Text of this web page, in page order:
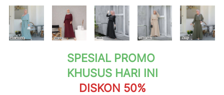
SPESIAL PROMO
KHUSUS HARI INI
DISKON 50%